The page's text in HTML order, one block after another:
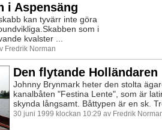
i Aspensäng
kan tyvärr inte göra
som i
kvalster ...
Fredrik Norman
Den flytande Holländaren
Johnny Brynmark heter den stolta
kanalbåten "Festina Lente", som är
skynda långsamt. Båttypen är en sk.
30 juni 1999 klockan 10:29 av Fredrik